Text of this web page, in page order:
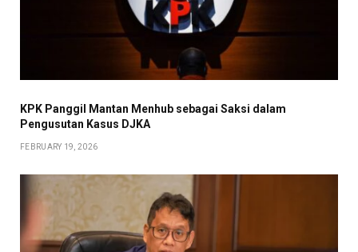
KPK Panggil Mantan Menhub sebagai Saksi dalam
Pengusutan Kasus DJKA
FEBRUARY 19, 2026